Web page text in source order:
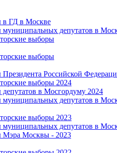
ГД в Москве
депутатов в
выборы
выборы
Российской
выборы 2024
в Мосгордуму 2024
депутатов в
выборы 2023
депутатов в
Москвы - 2023